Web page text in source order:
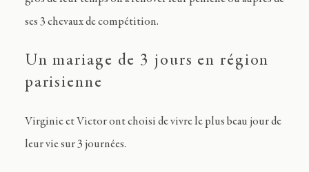
ses 3 chevaux de compétition.
Un mariage de 3 jours en région
parisienne
Virginie et Victor ont choisi de vivre le plus beau jour de
leur vie sur 3 journées.